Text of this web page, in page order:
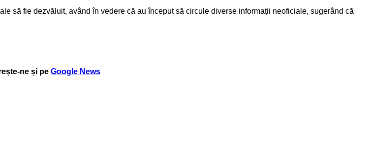
să fie dezvăluit, având în vedere că au început să circule diverse informații neoficiale, sugerând că
ne și pe Google News